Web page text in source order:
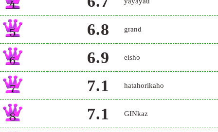
6.8 grand
6.9 eisho
7.1 hatahorikaho
7.1 GINkaz